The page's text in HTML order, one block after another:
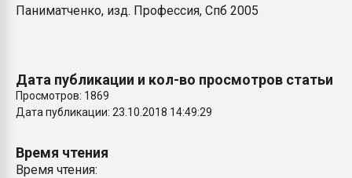
Паниматченко, изд. Профессия, Спб 2005
Дата публикации и кол-во просмотров статьи
Просмотров: 1869
Дата публикации: 23.10.2018 14:49:29
Время чтения
Время чтения: